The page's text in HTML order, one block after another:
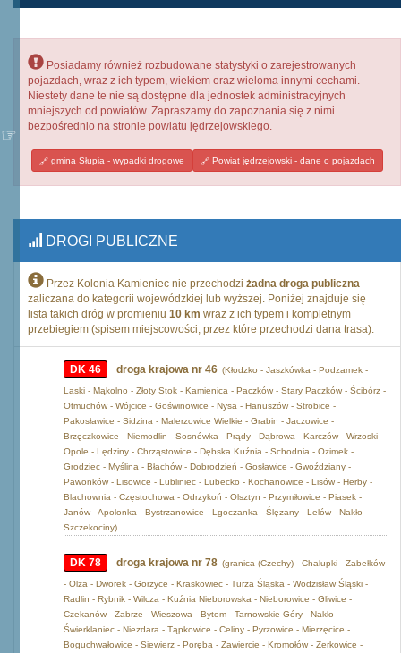
Posiadamy również rozbudowane statystyki o zarejestrowanych
pojazdach, wraz z ich typem, wiekiem oraz wieloma innymi cechami.
Niestety dane te nie są dostępne dla jednostek administracyjnych
mniejszych od powiatów. Zapraszamy do zapoznania się z nimi
bezpośrednio na stronie powiatu jędrzejowskiego.
gmina Słupia - wypadki drogowe Powiat jędrzejowski - dane o pojazdach
DROGI PUBLICZNE
Przez Kolonia Kamieniec nie przechodzi żadna droga publiczna
zaliczana do kategorii wojewódzkiej lub wyższej. Poniżej znajduje się
lista takich dróg w promieniu 10 km wraz z ich typem i kompletnym
przebiegiem (spisem miejscowości, przez które przechodzi dana trasa).
DK 46 droga krajowa nr 46 (Kłodzko - Jaszkówka - Podzamek -
Laski - Mąkolno - Złoty Stok - Kamienica - Paczków - Stary Paczków - Ścibórz -
Otmuchów - Wójcice - Goświnowice - Nysa - Hanuszów - Strobice -
Pakosławice - Sidzina - Malerzowice Wielkie - Grabin - Jaczowice -
Brzęczkowice - Niemodlin - Sosnówka - Prądy - Dąbrowa - Karczów - Wrzoski -
Opole - Lędziny - Chrząstowice - Dębska Kuźnia - Schodnia - Ozimek -
Grodziec - Myślina - Błachów - Dobrodzień - Gosławice - Gwoździany -
Pawonków - Lisowice - Lubliniec - Lubecko - Kochanowice - Lisów - Herby -
Blachownia - Częstochowa - Odrzykoń - Olsztyn - Przymiłowice - Piasek -
Janów - Apolonka - Bystrzanowice - Lgoczanka - Ślęzany - Lelów - Nakło -
Szczekociny)
DK 78 droga krajowa nr 78 (granica (Czechy) - Chałupki - Zabełków
- Olza - Dworek - Gorzyce - Kraskowiec - Turza Śląska - Wodzisław Śląski -
Radlin - Rybnik - Wilcza - Kuźnia Nieborowska - Nieborowice - Gliwice -
Czekanów - Zabrze - Wieszowa - Bytom - Tarnowskie Góry - Nakło -
Świerklaniec - Niezdara - Tąpkowice - Celiny - Pyrzowice - Mierzęcice -
Boguchwałowice - Siewierz - Poręba - Zawiercie - Kromołów - Żerkowice -